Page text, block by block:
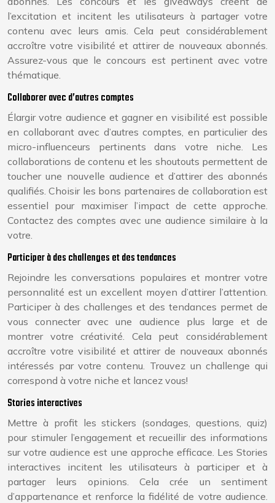
l’excitation et incitent les utilisateurs à partager votre
contenu avec leurs amis. Cela peut considérablement
accroître votre visibilité et attirer de nouveaux abonnés.
Assurez-vous que le concours est pertinent avec votre
thématique.
Collaborer avec d’autres comptes
Élargir votre audience et gagner en visibilité est possible
en collaborant avec d’autres comptes, en particulier des
micro-influenceurs pertinents dans votre niche. Les
collaborations de contenu et les shoutouts permettent de
toucher une nouvelle audience et d’attirer des abonnés
qualifiés. Choisir les bons partenaires de collaboration est
essentiel pour maximiser l’impact de cette approche.
Contactez des comptes avec une audience similaire à la
votre.
Participer à des challenges et des tendances
Rejoindre les conversations populaires et montrer votre
personnalité est un excellent moyen d’attirer l’attention.
Participer à des challenges et des tendances permet de
vous connecter avec une audience plus large et de
montrer votre créativité. Cela peut considérablement
accroître votre visibilité et attirer de nouveaux abonnés
intéressés par votre contenu. Trouvez un challenge qui
correspond à votre niche et lancez vous!
Stories interactives
Mettre à profit les stickers (sondages, questions, quiz)
pour stimuler l’engagement et recueillir des informations
sur votre audience est une approche efficace. Les Stories
interactives incitent les utilisateurs à participer et à
partager leurs opinions. Cela crée un sentiment
d’appartenance et renforce la fidélité de votre audience.